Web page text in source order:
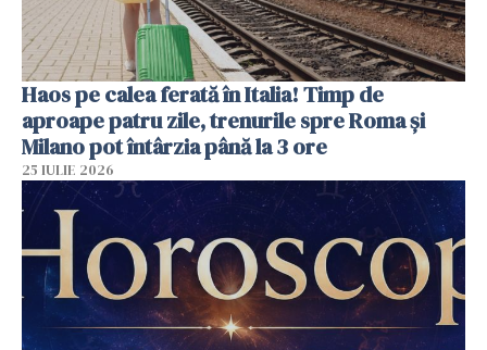
Haos pe calea ferată în Italia! Timp de
aproape patru zile, trenurile spre Roma și
Milano pot întârzia până la 3 ore
25 IULIE 2026